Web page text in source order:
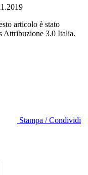
articolo è stato
Attribuzione 3.0 Italia.
Stampa / Condividi